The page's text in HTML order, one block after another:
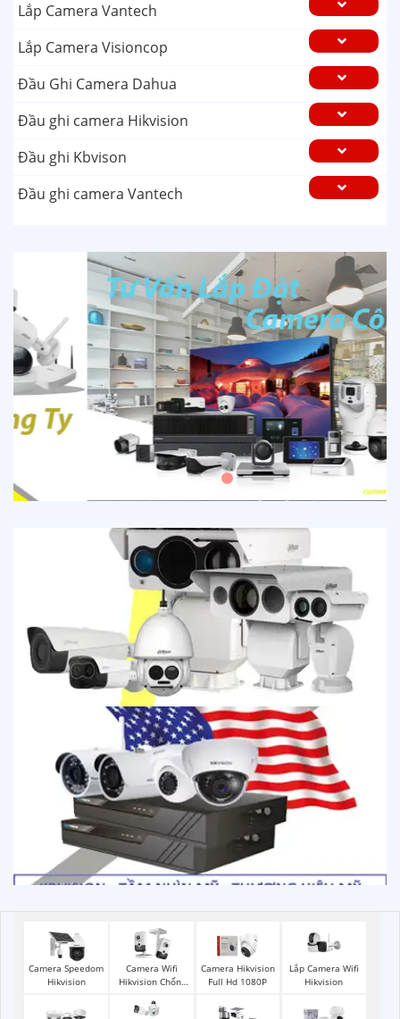
Lắp Camera Vantech
Lắp Camera Visioncop
Đầu Ghi Camera Dahua
Đầu ghi camera Hikvision
Đầu ghi Kbvison
Đầu ghi camera Vantech
Camera Speedom
Hikvision
Camera Wifi
Hikvision Chống
Camera Hikvision
Full Hd 1080P
Lắp Camera Wifi
Hikvision